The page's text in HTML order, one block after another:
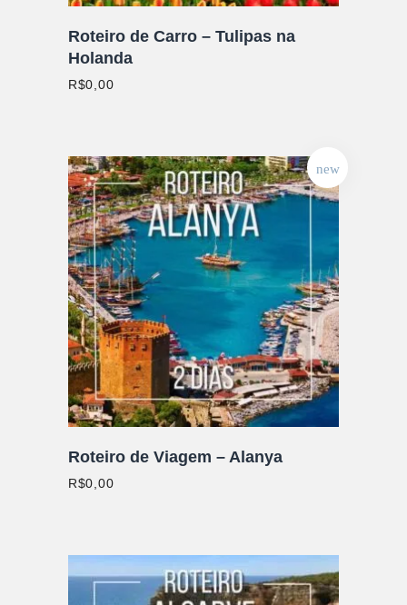
Roteiro de Carro – Tulipas na
Holanda
R$0,00
new
ADICIONAR AO CARRINHO
Roteiro de Viagem – Alanya
R$0,00